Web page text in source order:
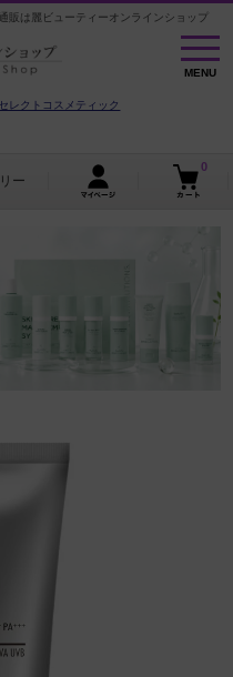
販は麗ビューティーオンラインショップ
MENU
MENU
レクトコスメティック
ー
0